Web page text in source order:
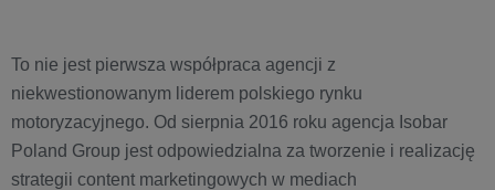
To nie jest pierwsza współpraca agencji z
niekwestionowanym liderem polskiego rynku
motoryzacyjnego. Od sierpnia 2016 roku agencja Isobar
Poland Group jest odpowiedzialna za tworzenie i realizację
strategii content marketingowych w mediach